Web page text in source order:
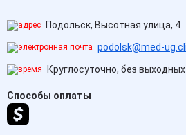
Подольск, Высотная улица, 4
podolsk@med-
Круглосуточно, без выходных
Способы оплаты